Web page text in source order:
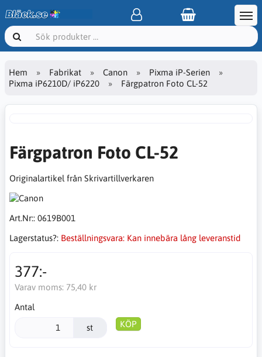
Hem Fabrikat Canon
Pixma iP-Serien
Pixma iP6210D/ iP6220
Färgpatron Foto CL-52
Färgpatron Foto CL-52
Originalartikel från Skrivartillverkaren
Art.Nr:: 0619B001
Lagerstatus?: Beställningsvara: Kan innebära lång leveranstid
377:-
Varav moms: 75,40 kr
Antal
st KÖP